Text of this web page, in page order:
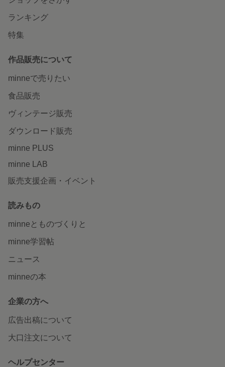
ランキング
特集
作品販売について
minneで売りたい
食品販売
ヴィンテージ販売
ダウンロード販売
minne PLUS
minne LAB
販売支援企画・イベント
読みもの
minneとものづくりと
minne学習帖
ニュース
minneの本
企業の方へ
広告出稿について
大口注文について
ヘルプセンター